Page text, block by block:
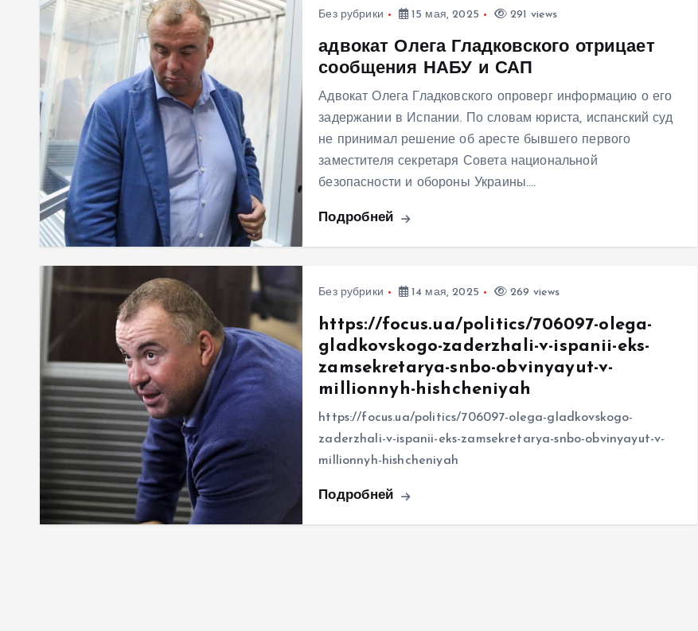
Без рубрики 15 мая, 2025 291 views
адвокат Олега Гладковского отрицает
сообщения НАБУ и САП
Адвокат Олега Гладковского опроверг информацию о его
задержании в Испании. По словам юриста, испанский суд
не принимал решение об аресте бывшего первого
заместителя секретаря Совета национальной
безопасности и обороны Украины.…
Подробней
Без рубрики 14 мая, 2025 269 views
https://focus.ua/politics/706097-olega-
gladkovskogo-zaderzhali-v-ispanii-eks-
zamsekretarya-snbo-obvinyayut-v-
millionnyh-hishcheniyah
https://focus.ua/politics/706097-olega-gladkovskogo-
zaderzhali-v-ispanii-eks-zamsekretarya-snbo-obvinyayut-v-
millionnyh-hishcheniyah
Подробней